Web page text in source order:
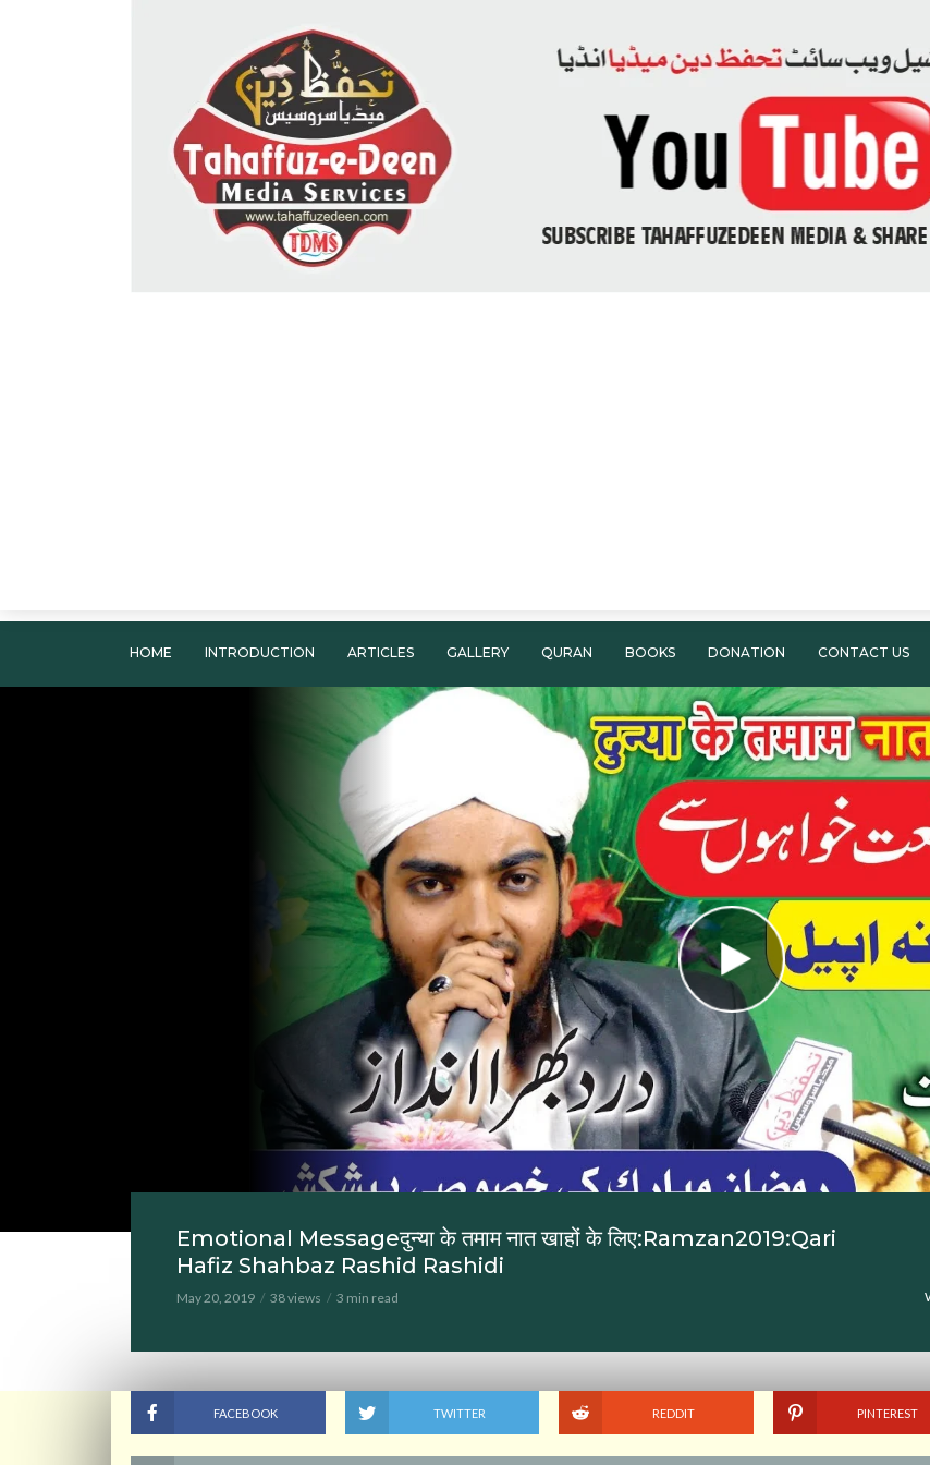
HOME INTRODUCTION ARTICLES GALLERY QURAN BOOKS DONATION CONTACT US
Emotional Messageदुन्या के तमाम नात खाहों के लिए:Ramzan2019:Qari
Hafiz Shahbaz Rashid Rashidi
May 20, 2019 38 views 3 min read
FACEBOOK TWITTER REDDIT PINTEREST